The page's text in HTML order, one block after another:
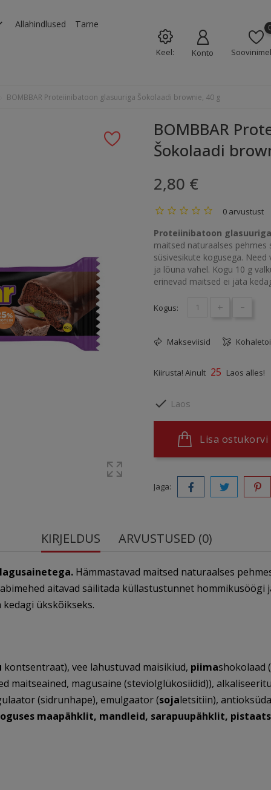
Allahindlused Tarne
Keel: Konto
BOMBBAR Proteiinibatoon glasuuriga Šokolaadi brownie, 40 g
BOMBBAR
Šokolaadi
2,80 €
0 arvustust
Proteiinibatoon
maitsed naturaalses
süsivesikute kogusega.
ja lõuna vahel. Kogu 10 g
erinevad maitsed ei jäta
Kogus: + -
Makseviisid
Kiirusta! Ainult 25 Laos alles!
 Laos
Lisa ostukorvi
Jaga:
KIRJELDUS ARVUSTUSED (0)
Hämmastavad maitsed naturaalses
aitavad säilitada küllastustunnet hommikusöögi
ükskõikseks.
kontsentraat), vee lahustuvad maisikiud, piimashokolaad
maitseained, magusaine (steviolglükosiidid)),
(sidrunhape), emulgaator (sojaletsitiin),
maapähklit, mandleid, sarapuupähklit,